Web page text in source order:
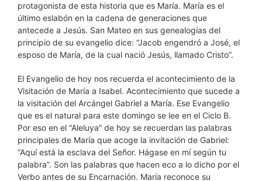
protagonista de esta historia que es María. María es el
último eslabón en la cadena de generaciones que
antecede a Jesús. San Mateo en sus genealogías del
principio de su evangelio dice: “Jacob engendró a José, el
esposo de María, de la cual nació Jesús, llamado Cristo”.
El Evangelio de hoy nos recuerda el acontecimiento de la
Visitación de María a Isabel. Acontecimiento que sucede a
la visitación del Arcángel Gabriel a María. Ese Evangelio
que es el natural para este domingo se lee en el Ciclo B.
Por eso en el “Aleluya” de hoy se recuerdan las palabras
principales de María que acoge la invitación de Gabriel:
“Aquí está la esclava del Señor. Hágase en mí según tu
palabra”. Son las palabras que hacen eco a lo dicho por el
Verbo antes de su Encarnación. María reconoce su